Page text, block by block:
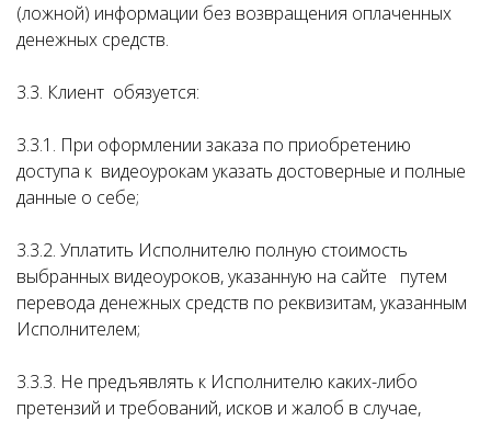
(ложной) информации без возвращения оплаченных
денежных средств.
3.3. Клиент обязуется:
3.3.1. При оформлении заказа по приобретению
доступа к видеоурокам указать достоверные и полные
данные о себе;
3.3.2. Уплатить Исполнителю полную стоимость
выбранных видеоуроков, указанную на сайте путем
перевода денежных средств по реквизитам, указанным
Исполнителем;
3.3.3. Не предъявлять к Исполнителю каких-либо
претензий и требований, исков и жалоб в случае,